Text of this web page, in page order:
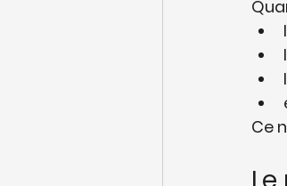
Ce